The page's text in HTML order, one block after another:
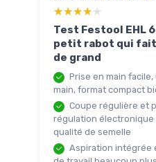
★★★★★
★★★★★
Test Festool EHL
petit rabot qui
de grand
Prise en main
main, format compact
Coupe régulière et
régulation électronique
qualité de semelle
Aspiration intégrée